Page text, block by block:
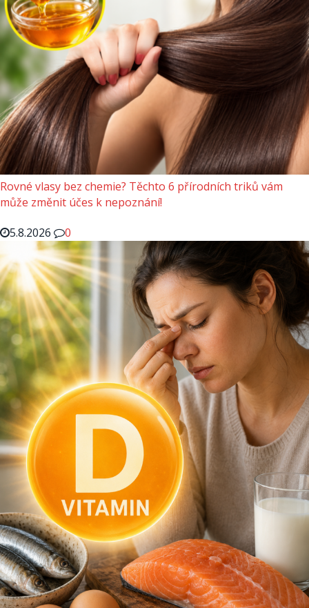
Rovné vlasy bez chemie? Těchto 6 přírodních triků vám
může změnit účes k nepoznání!
5.8.2026
0